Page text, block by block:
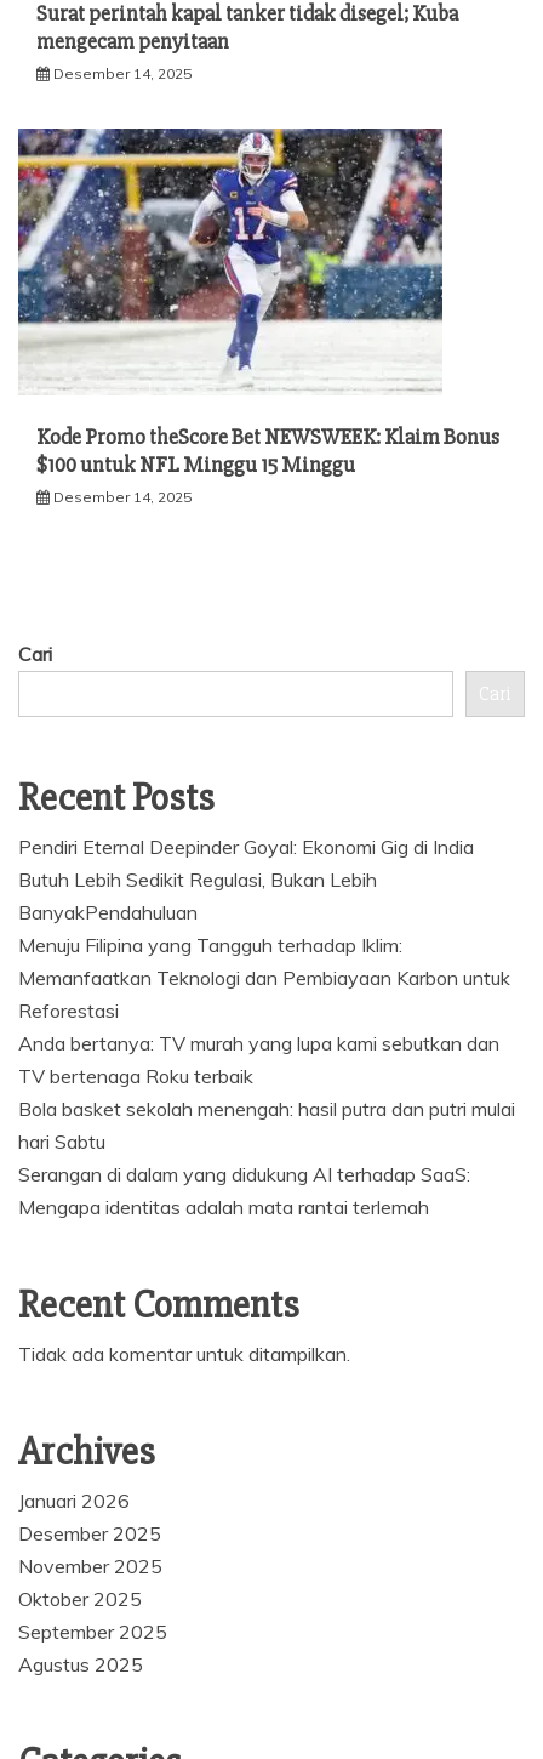
Surat perintah kapal tanker tidak disegel; Kuba
mengecam penyitaan
Desember 14, 2025
Kode Promo theScore Bet NEWSWEEK: Klaim Bonus
$100 untuk NFL Minggu 15 Minggu
Desember 14, 2025
Cari
Cari
Recent Posts
Pendiri Eternal Deepinder Goyal: Ekonomi Gig di India
Butuh Lebih Sedikit Regulasi, Bukan Lebih
BanyakPendahuluan
Menuju Filipina yang Tangguh terhadap Iklim:
Memanfaatkan Teknologi dan Pembiayaan Karbon untuk
Reforestasi
Anda bertanya: TV murah yang lupa kami sebutkan dan
TV bertenaga Roku terbaik
Bola basket sekolah menengah: hasil putra dan putri mulai
hari Sabtu
Serangan di dalam yang didukung AI terhadap SaaS:
Mengapa identitas adalah mata rantai terlemah
Recent Comments
Tidak ada komentar untuk ditampilkan.
Archives
Januari 2026
Desember 2025
November 2025
Oktober 2025
September 2025
Agustus 2025